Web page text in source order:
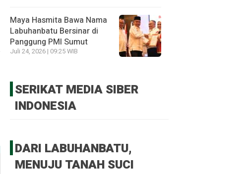
Maya Hasmita Bawa Nama
Labuhanbatu Bersinar di
Panggung PMI Sumut
Juli 24, 2026 | 09:25 WIB
SERIKAT MEDIA SIBER
INDONESIA
DARI LABUHANBATU,
MENUJU TANAH SUCI